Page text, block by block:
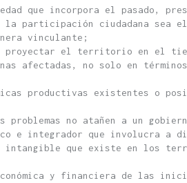
que incorpora el pasado,
la participación ciudadana
vinculante;
proyectar el territorio en el
afectadas, no solo en
productivas existentes o
problemas no atañen a un
e integrador que involucra a
que existe en los
y financiera de las